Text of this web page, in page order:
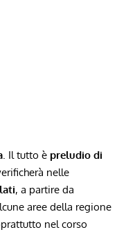
. Il tutto è preludio di
nelle
, a partire da
aree della regione
nel corso